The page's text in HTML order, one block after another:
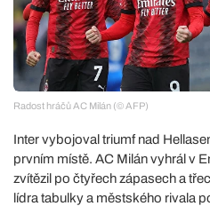
Radost hráčů AC Milán (© AFP)
Inter vybojoval triumf nad
prvním místě. AC Milán vyhrál v
zvítězil po čtyřech zápasech a
lídra tabulky a městského rivala